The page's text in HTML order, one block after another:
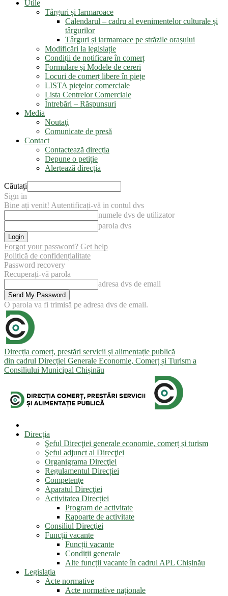
Utile
Târguri și Iarmaroace
Calendarul – cadru al evenimentelor culturale și
târgurilor
Târguri și iarmaroace pe străzile orașului
Modificări la legislație
Condiții de notificare în comerț
Formulare şi Modele de cereri
Locuri de comerț libere în piețe
LISTA pieţelor comerciale
Lista Centrelor Comerciale
Întrebări – Răspunsuri
Media
Noutaţi
Comunicate de presă
Contact
Contactează direcția
Depune o petiție
Alertează direcția
Căutați
Sign in
Bine ați venit! Autentificați-vă in contul dvs
numele dvs de utilizator
parola dvs
Forgot your password? Get help
Politică de confidențialitate
Password recovery
Recuperați-vă parola
adresa dvs de email
O parola va fi trimisă pe adresa dvs de email.
Direcția comerț, prestări servicii și alimentație publică
din cadrul Direcției Generale Economie, Comerț și Turism a
Consiliului Municipal Chișinău
Direcţia
Şeful Direcţiei generale economie, comerț și turism
Şeful adjunct al Direcţiei
Organigrama Direcţiei
Regulamentul Direcției
Competenţe
Aparatul Direcţiei
Activitatea Direcției
Program de activitate
Rapoarte de activitate
Consiliul Direcţiei
Funcții vacante
Funcții vacante
Condiții generale
Alte funcții vacante în cadrul APL Chișinău
Legislația
Acte normative
Acte normative naționale